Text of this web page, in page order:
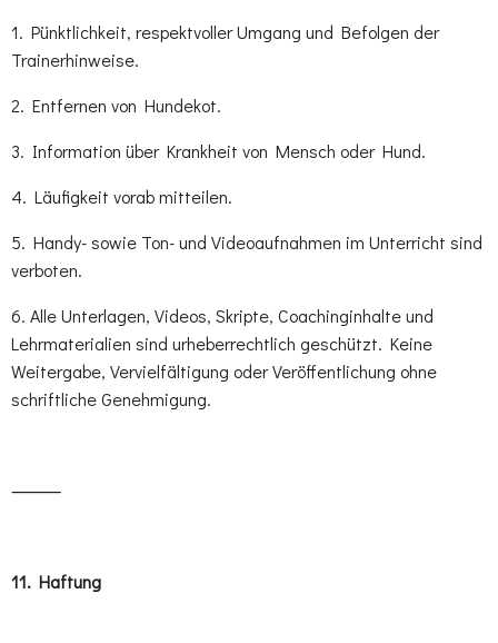
1. Pünktlichkeit, respektvoller Umgang und Befolgen der
Trainerhinweise.
2. Entfernen von Hundekot.
3. Information über Krankheit von Mensch oder Hund.
4. Läufigkeit vorab mitteilen.
5. Handy- sowie Ton- und Videoaufnahmen im Unterricht sind
verboten.
6. Alle Unterlagen, Videos, Skripte, Coachinginhalte und
Lehrmaterialien sind urheberrechtlich geschützt. Keine
Weitergabe, Vervielfältigung oder Veröffentlichung ohne
schriftliche Genehmigung.
⸻
11.⁠ ⁠Haftung